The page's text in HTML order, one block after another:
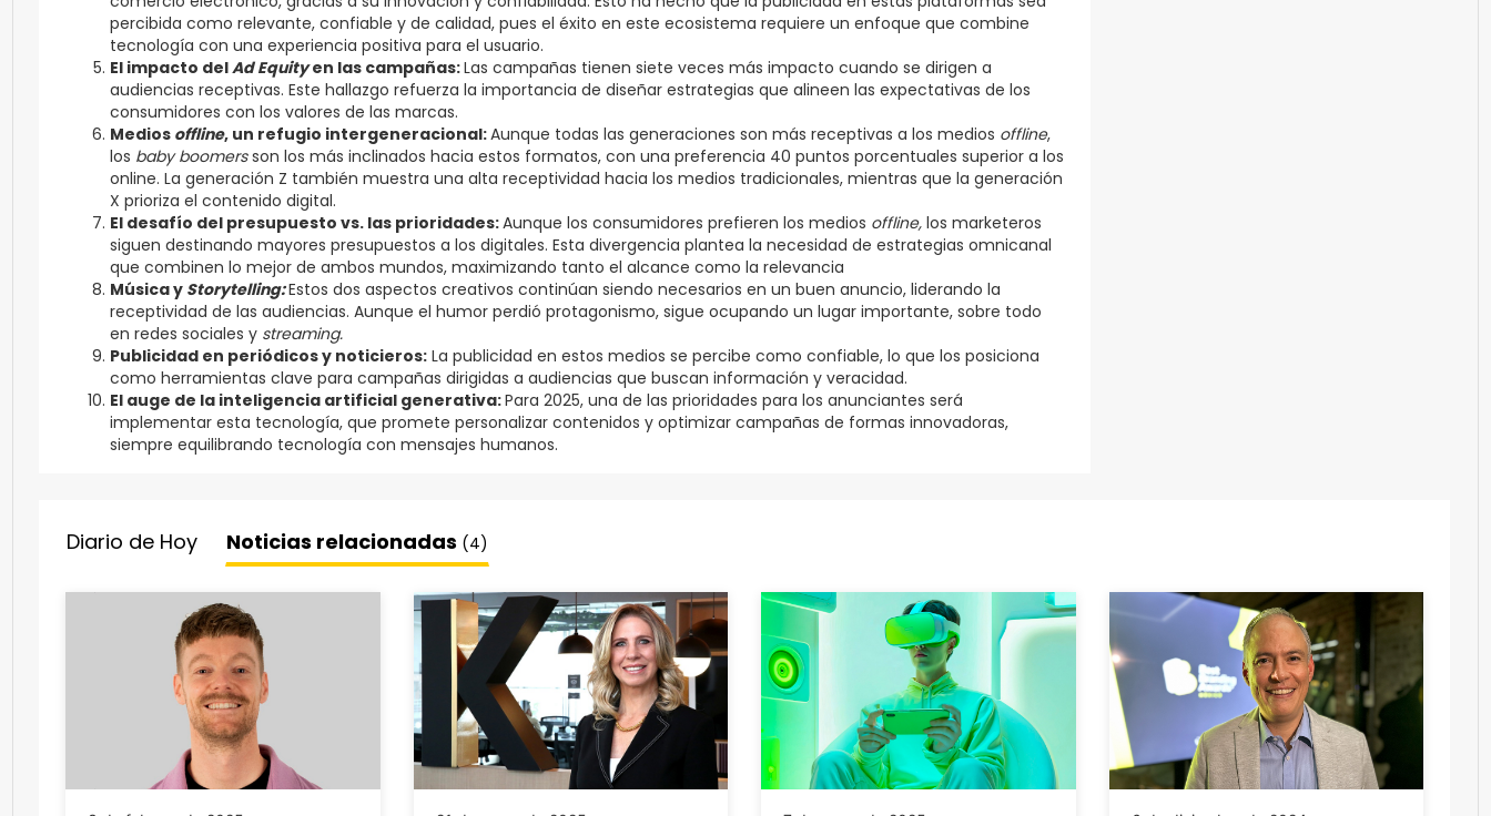
percibida como relevante, confiable y de calidad​, pues el éxito en este ecosistema requiere un enfoque que combine
tecnología con una experiencia positiva para el usuario.
El impacto delAd Equityen las campañas:Las campañas tienen siete veces más impacto cuando se dirigen a
audiencias receptivas. Este hallazgo refuerza la importancia de diseñar estrategias que alineen las expectativas de los
consumidores con los valores de las marcas​.
Medios offline, un refugio intergeneracional:Aunque todas las generaciones son más receptivas a los medios offline,
los baby boomersson los más inclinados hacia estos formatos, con una preferencia 40 puntos porcentuales superior a los
online. La generación Z también muestra una alta receptividad hacia los medios tradicionales, mientras que la generación
X prioriza el contenido digital​.
El desafío del presupuesto vs. las prioridades:Aunque los consumidores prefieren los medios offline, los marketeros
siguen destinando mayores presupuestos a los digitales. Esta divergencia plantea la necesidad de estrategias omnicanal
que combinen lo mejor de ambos mundos, maximizando tanto el alcance como la relevancia
Música y Storytelling:Estos dos aspectos creativos continúan siendo necesarios en un buen anuncio, liderando la
receptividad de las audiencias. Aunque el humor perdió protagonismo, sigue ocupando un lugar importante, sobre todo
en redes sociales y streaming​.
Publicidad en periódicos y noticieros: La publicidad en estos medios se percibe como confiable, lo que los posiciona
como herramientas clave para campañas dirigidas a audiencias que buscan información y veracidad​.
El auge de la inteligencia artificial generativa:Para 2025, una de las prioridades para los anunciantes será
implementar esta tecnología, que promete personalizar contenidos y optimizar campañas de formas innovadoras,
siempre equilibrando tecnología con mensajes humanos​.
Diario de Hoy Noticias relacionadas (4)